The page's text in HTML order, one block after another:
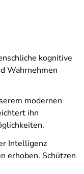
kognitive
Wahrnehmen
modernen
ihn
Intelligenz
erhoben. Schützen